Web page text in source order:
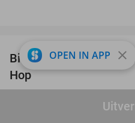
Bier- of wijnproeverij
Hop
OPEN IN APP close